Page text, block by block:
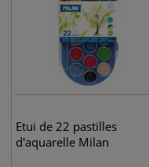
Etui de 22 pastilles
d'aquarelle Milan